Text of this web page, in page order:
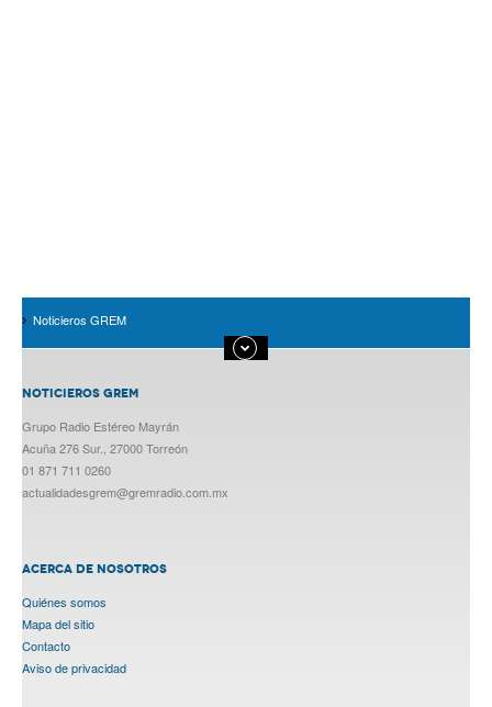
Noticieros GREM
NOTICIEROS GREM
Grupo Radio Estéreo Mayrán
Acuña 276 Sur., 27000 Torreón
01 871 711 0260
actualidadesgrem@gremradio.com.mx
ACERCA DE NOSOTROS
Quiénes somos
Mapa del sitio
Contacto
Aviso de privacidad